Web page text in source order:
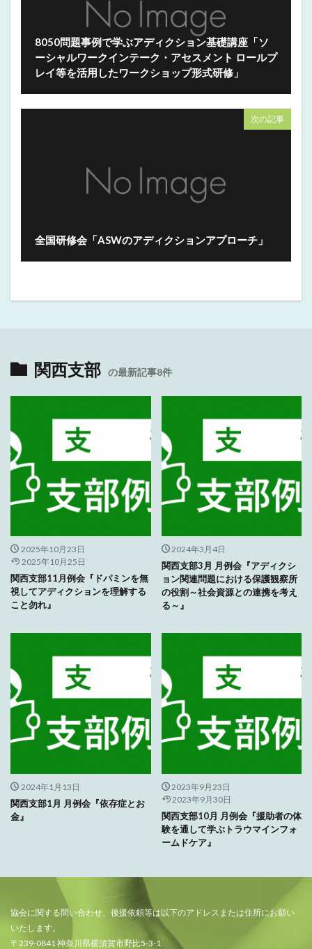
8050問題事例で学ぶアディクション基礎講座「ソ
ーシャルワークインテーク・アセスメント ロールプ
レイ等を活用したワークショップ形式研修」
次の記事
全国研修会「ASWのアディクションアプローチ」
関西支部 の最新記事8件
2025年10月23日
2025年10月25日
関西支部11月例会『ドパミンを無
視してアディクションを理解する
こと勿れ』
2024年3月4日
関西支部3月 月例会『アディクシ
ョン関連問題における保護観察所
の役割～社会資源との連携を考え
る～』
2024年1月13日
関西支部1月 月例会『依存症とお
金』
2023年9月23日
2023年9月30日
関西支部10月 月例会『援助者の体
験を通して学ぶトラウマインフォ
ームドケア』
協会に関する問い合わせ、後援依頼等は以下のアドレスまたは住所にお願い
いたします。
〒239-0841 神奈川県横須賀市野比5-3-1